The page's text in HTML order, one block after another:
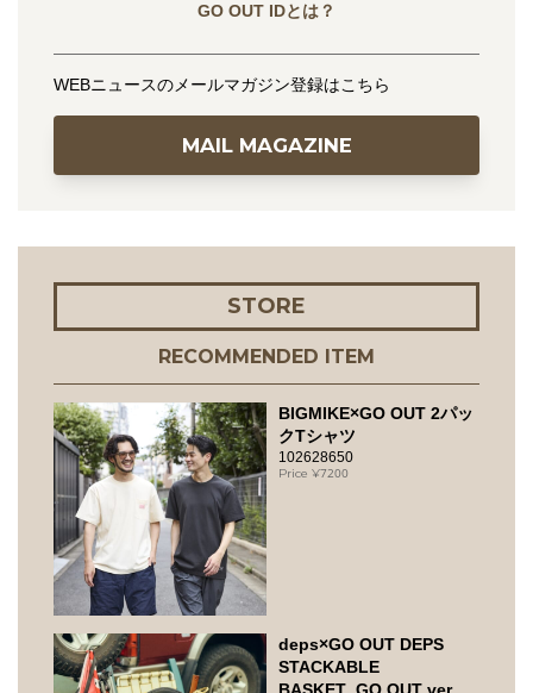
GO OUT IDとは？
WEBニュースのメールマガジン登録はこちら
MAIL MAGAZINE
STORE
RECOMMENDED ITEM
BIGMIKE×GO OUT 2パッ
クTシャツ
102628650
7200
deps×GO OUT DEPS
STACKABLE